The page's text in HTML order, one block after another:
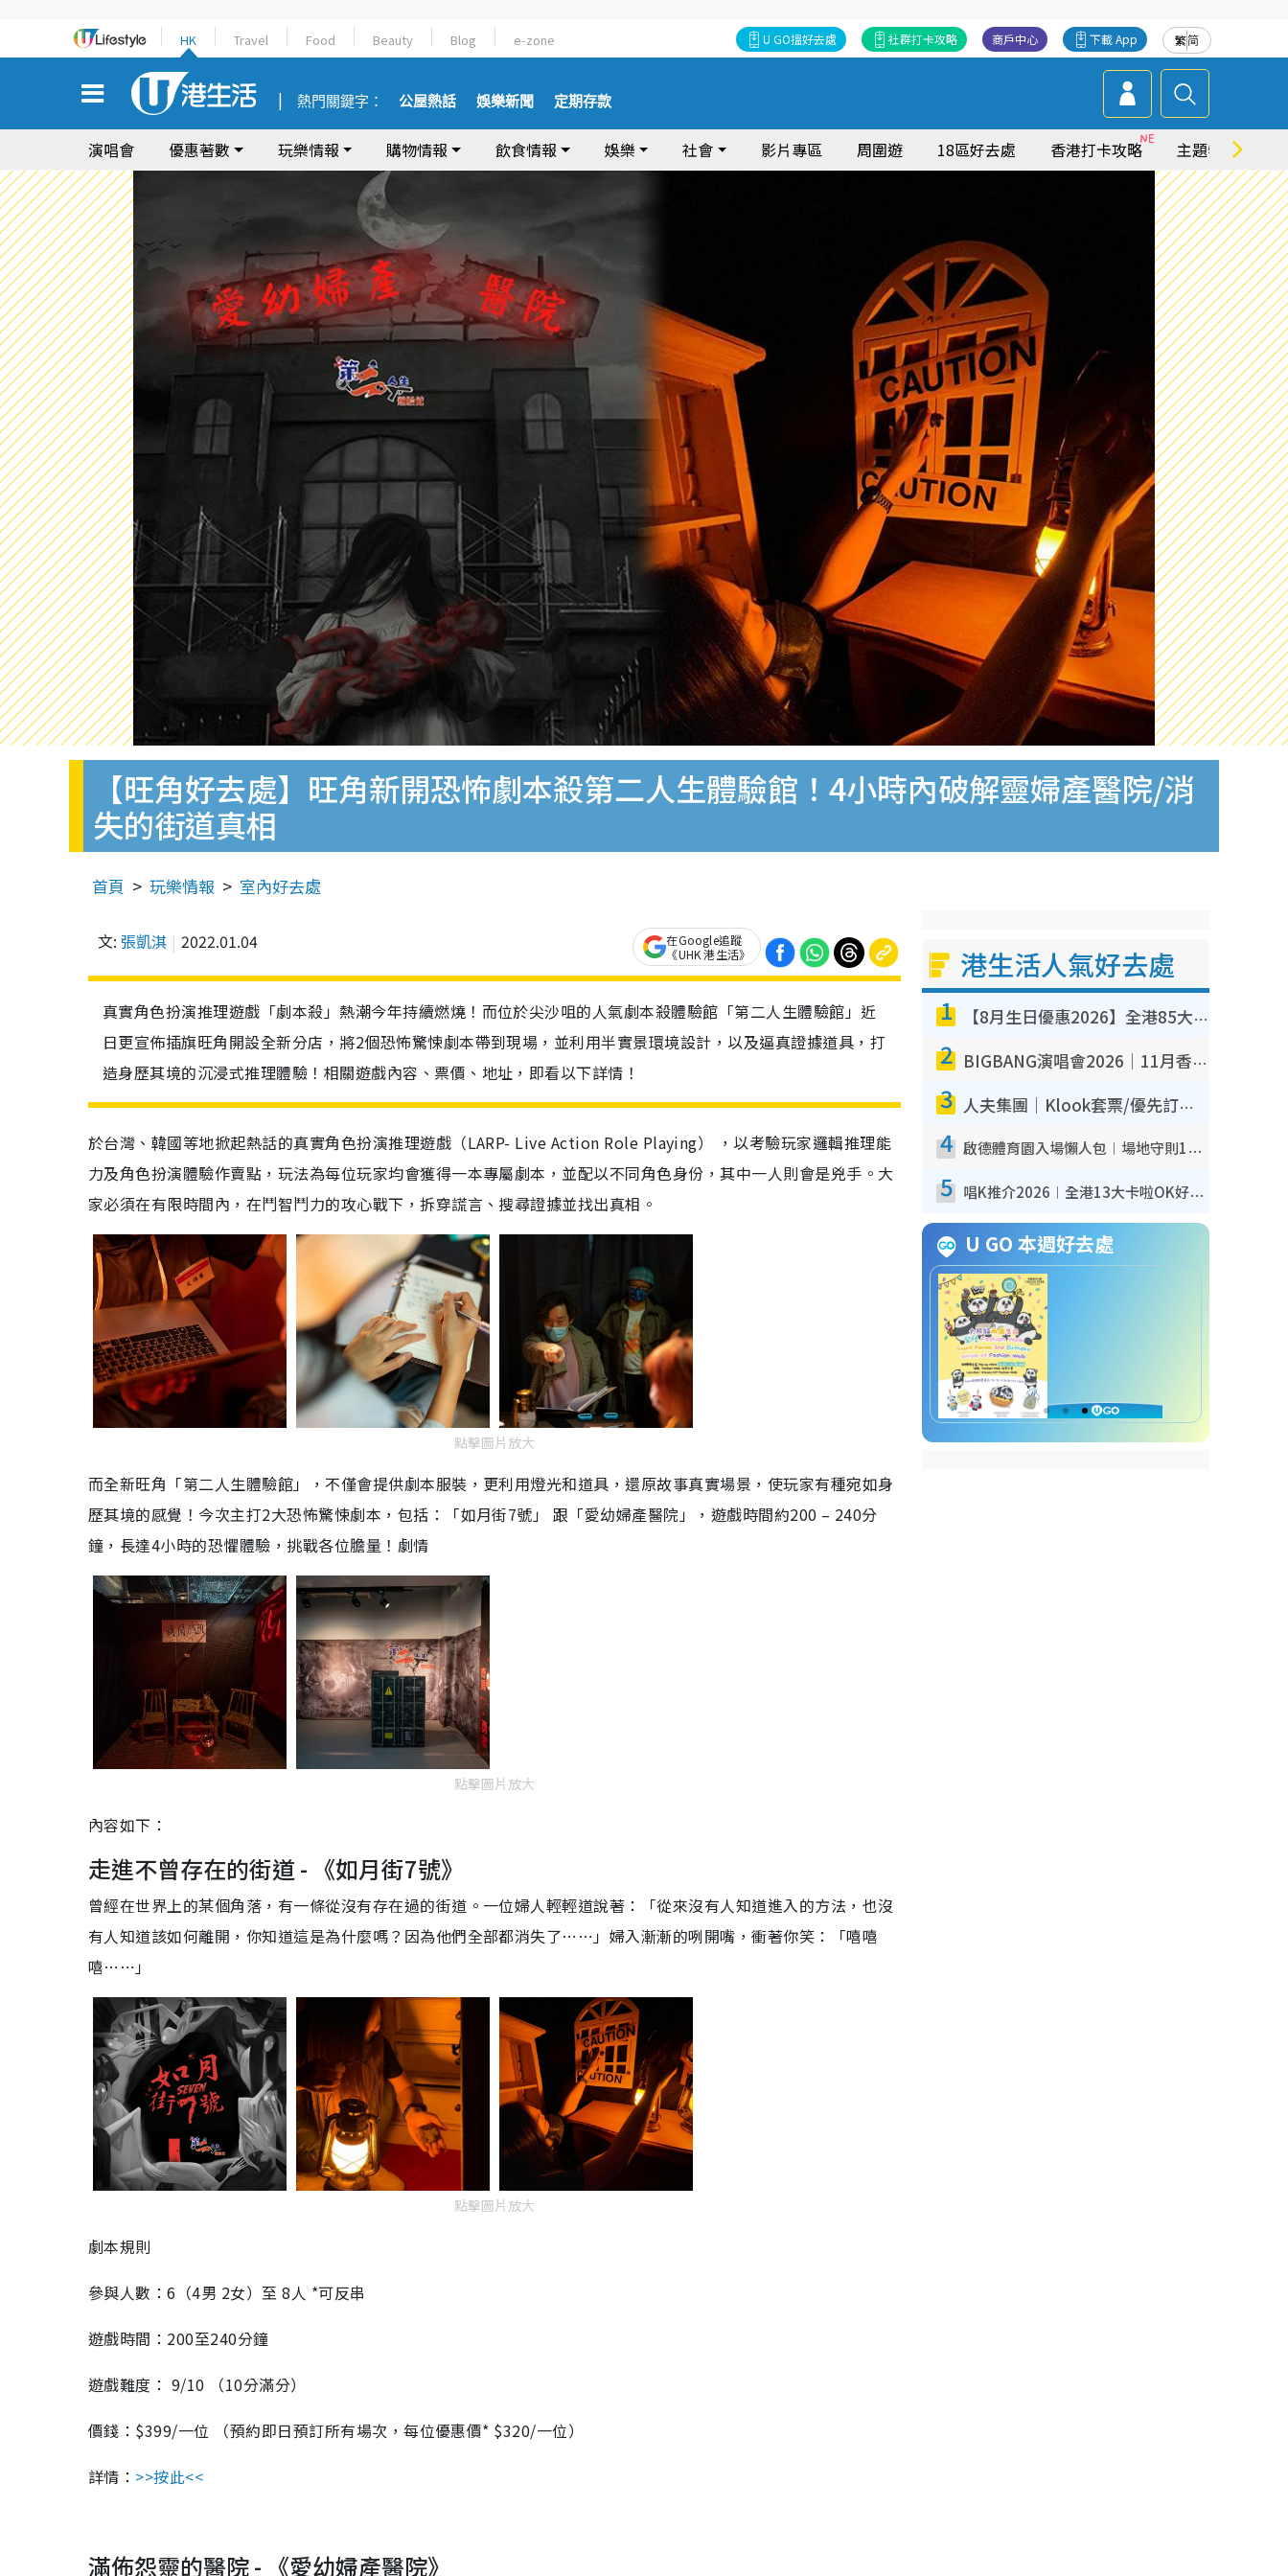
HK Travel Food Beauty Blog e-zone 繁简
下載 App
商戶中心
社群打卡攻略
U GO搵好去處
熱門關鍵字： 公屋熱話 娛樂新聞 定期存款
演唱會 優惠著數 玩樂情報 購物情報 飲食情報 娛樂 社會 影片專區 周圍遊 18區好去處 香港打卡攻略 主題特集
【旺角好去處】旺角新開恐怖劇本殺第二人生體驗館！4小時內破解靈婦產醫院/消
失的街道真相
首頁 玩樂情報 室內好去處
文: 張凱淇 2022.01.04
在Google追蹤
《UHK 港生活》
真實角色扮演推理遊戲「劇本殺」熱潮今年持續燃燒！而位於尖沙咀的人氣劇本殺體驗館「第二人生體驗館」近
日更宣佈插旗旺角開設全新分店，將2個恐怖驚悚劇本帶到現場，並利用半實景環境設計，以及逼真證據道具，打
造身歷其境的沉浸式推理體驗！相關遊戲內容、票價、地址，即看以下詳情！
於台灣、韓國等地掀起熱話的真實角色扮演推理遊戲（LARP- Live Action Role Playing） ，以考驗玩家邏輯推理能
力及角色扮演體驗作賣點，玩法為每位玩家均會獲得一本專屬劇本，並配以不同角色身份，其中一人則會是兇手。大
家必須在有限時間內，在鬥智鬥力的攻心戰下，拆穿謊言、搜尋證據並找出真相。
點擊圖片放大
而全新旺角「第二人生體驗館」，不僅會提供劇本服裝，更利用燈光和道具，還原故事真實場景，使玩家有種宛如身
歷其境的感覺！今次主打2大恐怖驚悚劇本，包括：「如月街7號」 跟「愛幼婦產醫院」，遊戲時間約200 – 240分
鐘，長達4小時的恐懼體驗，挑戰各位膽量！劇情
點擊圖片放大
內容如下：
走進不曾存在的街道 - 《如月街7號》
曾經在世界上的某個角落，有一條從沒有存在過的街道。一位婦人輕輕道說著：「從來沒有人知道進入的方法，也沒
有人知道該如何離開，你知道這是為什麼嗎？因為他們全部都消失了⋯⋯」婦入漸漸的咧開嘴，衝著你笑：「嘻嘻
嘻⋯⋯」
點擊圖片放大
劇本規則
參與人數：6（4男 2女）至 8人 *可反串
遊戲時間：200至240分鐘
遊戲難度： 9/10 （10分滿分）
價錢：$399/一位 （預約即日預訂所有場次，每位優惠價* $320/一位）
詳情： >>按此<<
滿佈怨靈的醫院 - 《愛幼婦產醫院》
港生活人氣好去處
1 【8月生日優惠2026】全港85大食買玩著數攻略 自助餐/火鍋放題同行免費＋誠品/DONKI送現金券
2 BIGBANG演唱會2026｜11月香港啟德開3場！實名制VIP申請、優先購票攻略
3 人夫集團｜Klook套票/優先訂票/公開發售搶飛攻略！附票價.購票連結.場地座位表
4 啟德體育園入場懶人包︱場地守則12違禁品不可進場准帶細水樽但全場禁樽蓋！應援牌有限制！
5 唱K推介2026︱全港13大卡啦OK好去處！最平$36起 日文K都有！(附地址+收費詳情)
U GO 本週好去處